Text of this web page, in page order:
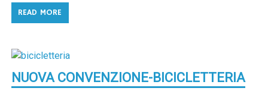
READ MORE
NUOVA CONVENZIONE-BICICLETTERIA